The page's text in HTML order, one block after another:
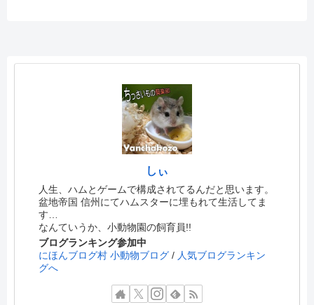
しぃ
人生、ハムとゲームで構成されてるんだと思います。
盆地帝国 信州にてハムスターに埋もれて生活してま
す…
なんていうか、小動物園の飼育員!!
ブログランキング参加中
にほんブログ村 小動物ブログ / 人気ブログランキン
グへ